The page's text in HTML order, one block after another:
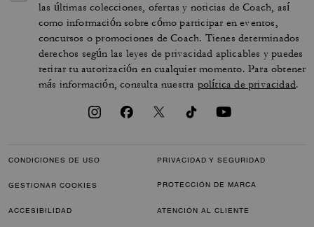
las últimas colecciones, ofertas y noticias de Coach, así
como información sobre cómo participar en eventos,
concursos o promociones de Coach. Tienes determinados
derechos según las leyes de privacidad aplicables y puedes
retirar tu autorización en cualquier momento. Para obtener
más información, consulta nuestra política de privacidad.
CONDICIONES DE USO PRIVACIDAD Y SEGURIDAD
GESTIONAR COOKIES PROTECCIÓN DE MARCA
ACCESIBILIDAD ATENCIÓN AL CLIENTE